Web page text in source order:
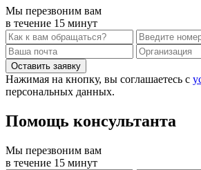
Мы перезвоним вам
в течение 15 минут
Нажимая на кнопку, вы соглашаетесь с
персональных данных.
Помощь консультанта
Мы перезвоним вам
в течение 15 минут